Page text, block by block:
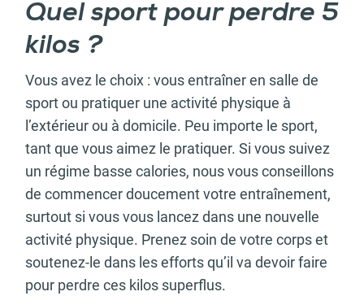
Quel sport pour perdre 5
kilos ?
Vous avez le choix : vous entraîner en salle de
sport ou pratiquer une activité physique à
l’extérieur ou à domicile. Peu importe le sport,
tant que vous aimez le pratiquer. Si vous suivez
un régime basse calories, nous vous conseillons
de commencer doucement votre entraînement,
surtout si vous vous lancez dans une nouvelle
activité physique. Prenez soin de votre corps et
soutenez-le dans les efforts qu’il va devoir faire
pour perdre ces kilos superflus.